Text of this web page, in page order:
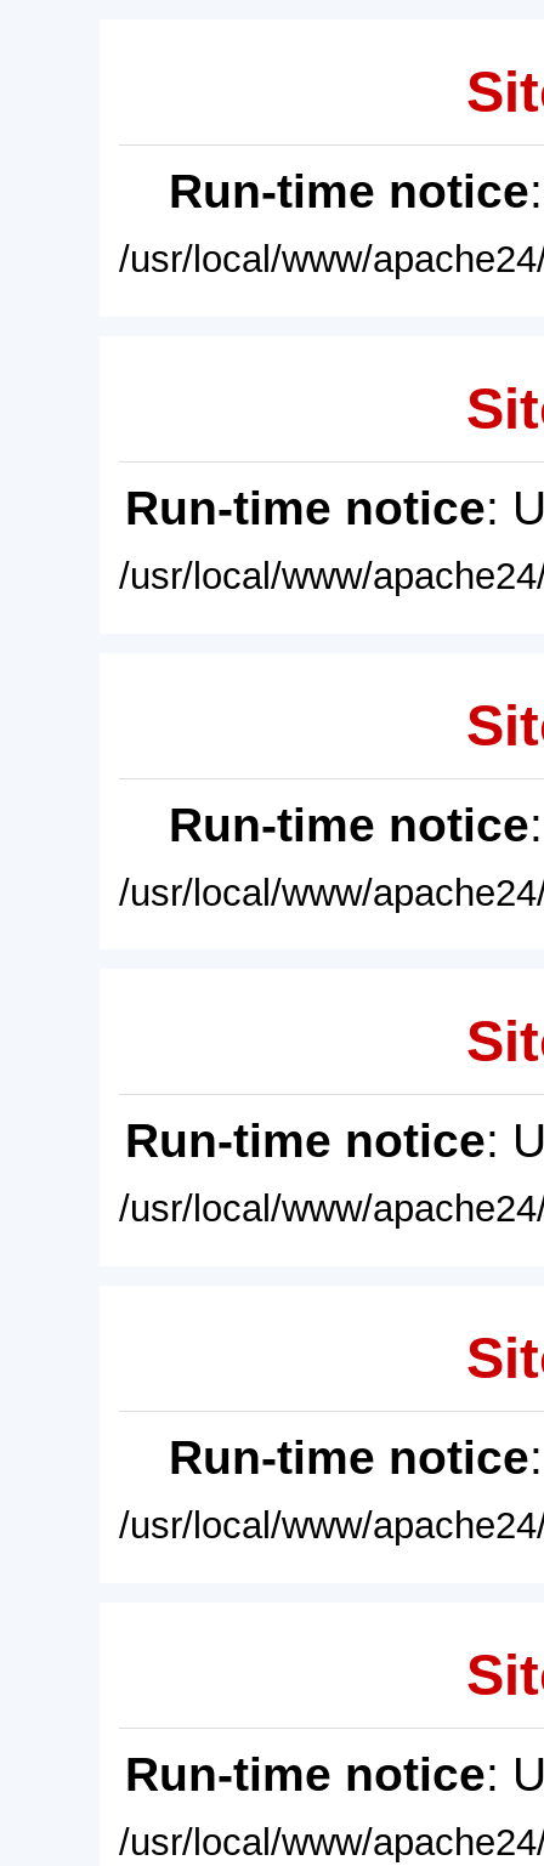
Run-time notice
/usr/local/www/
Run-time notice:
/usr/local/www/
Run-time notice
/usr/local/www/
Run-time notice:
/usr/local/www/
Run-time notice
/usr/local/www/
Run-time notice:
/usr/local/www/